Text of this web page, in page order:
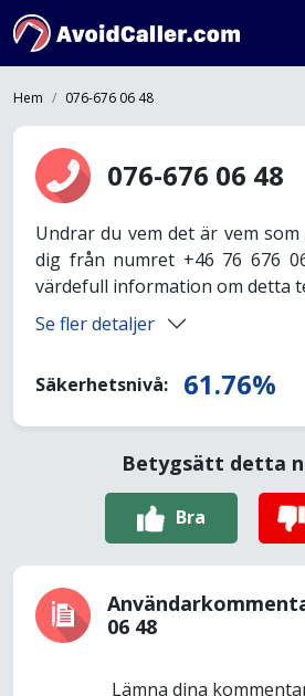
Hem 076-676 06 48
076-676 06 48
Undrar du vem det är vem
dig från numret +46 76 676
värdefull information om detta
Se fler detaljer
Säkerhetsnivå: 61.76%
Betygsätt detta
Bra
06 48
Lämna dina